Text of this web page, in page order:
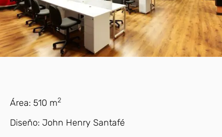
Área: 510 m2
Diseño: John Henry Santafé